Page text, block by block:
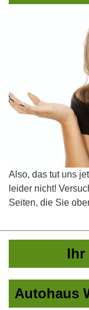
Also, das tut uns
leider nicht!
Seiten, die Sie
Ihr
Autohaus